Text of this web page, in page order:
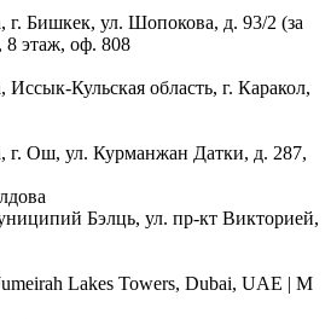
г. Бишкек, ул. Шопокова, д. 93/2 (за
этаж, оф. 808
Кульская область, г. Каракол,
г. Ош, ул. Курманжан Датки, д. 287,
Бэлць, ул. пр-кт Викторией,
Lakes Towers, Dubai, UAE | М